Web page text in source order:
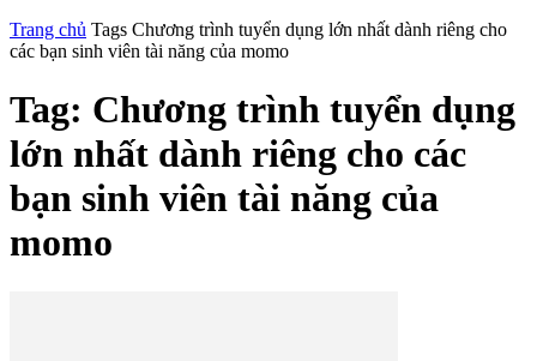
Trang chủ Tags Chương trình tuyển dụng lớn nhất dành riêng cho
các bạn sinh viên tài năng của momo
Tag: Chương trình tuyển dụng
lớn nhất dành riêng cho các
bạn sinh viên tài năng của
momo